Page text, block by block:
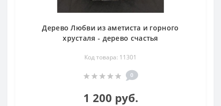
Дерево Любви из аметиста и горного
хрусталя - дерево счастья
Код товара: 11301
0
1 200 руб.